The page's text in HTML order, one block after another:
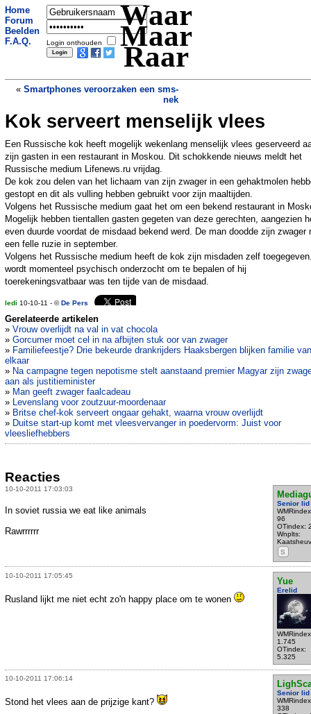
Home
Forum
Beelden
F.A.Q.
Login onthouden
Waar
Maar
Raar
« Smartphones veroorzaken een sms-
nek
Hup Kut!»
Kok serveert menselijk vlees
Een Russische kok heeft mogelijk wekenlang menselijk vlees geserveerd
zijn gasten in een restaurant in Moskou. Dit schokkende nieuws meldt het
Russische medium Lifenews.ru vrijdag.
De kok zou delen van het lichaam van zijn zwager in een gehaktmolen
gestopt en dit als vulling hebben gebruikt voor zijn maaltijden.
Volgens het Russische medium gaat het om een bekend restaurant in
Mogelijk hebben tientallen gasten gegeten van deze gerechten, aangezien
even duurde voordat de misdaad bekend werd. De man doodde zijn zwager
een felle ruzie in september.
Volgens het Russische medium heeft de kok zijn misdaden zelf
wordt momenteel psychisch onderzocht om te bepalen of hij
toerekeningsvatbaar was ten tijde van de misdaad.
ledi 10-10-11 - ©De Pers
Gerelateerde artikelen
» Vrouw overlijdt na val in vat chocola
» Gorcumer moet cel in na afbijten stuk oor van zwager
» Familiefeestje? Drie bekeurde drankrijders Haaksbergen blijken familie van
elkaar
» Na campagne tegen nepotisme stelt aanstaand premier Magyar zijn
aan als justitieminister
» Man geeft zwager faalcadeau
» Levenslang voor zoutzuur-moordenaar
» Britse chef-kok serveert ongaar gehakt, waarna vrouw overlijdt
» Duitse start-up komt met vleesvervanger in poedervorm: Juist voor
vleesliefhebbers
Reacties
10-10-2011 17:03:03
Senior lid
96
OTindex:
Wnplts:
S
In soviet russia we eat like animals
Rawrrrrrr
10-10-2011 17:05:45
Yue
Erelid
1.745
OTindex:
5.325
Rusland lijkt me niet echt zo'n happy place om te wonen
10-10-2011 17:06:14
Senior lid
338
Stond het vlees aan de prijzige kant?